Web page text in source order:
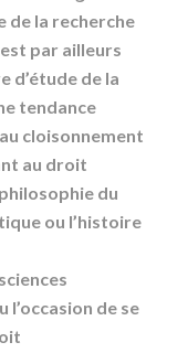
de la recherche
par ailleurs
d’étude de la
tendance
cloisonnement
au droit
du
ou l’histoire
l’occasion de se